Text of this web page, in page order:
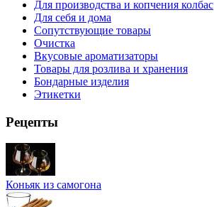
Для производства и копчения колбас
Для себя и дома
Сопутствующие товары
Очистка
Вкусовые ароматизаторы
Товары для розлива и хранения
Бондарные изделия
Этикетки
Рецепты
Коньяк из самогона